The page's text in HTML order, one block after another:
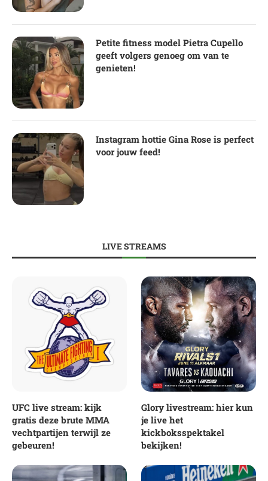
Petite fitness model Pietra Cupello
geeft volgers genoeg om van te
genieten!
Instagram hottie Gina Rose is perfect
voor jouw feed!
LIVE STREAMS
UFC live stream: kijk
gratis deze brute MMA
vechtpartijen terwijl ze
gebeuren!
Glory livestream: hier kun
je live het
kickboksspektakel
bekijken!